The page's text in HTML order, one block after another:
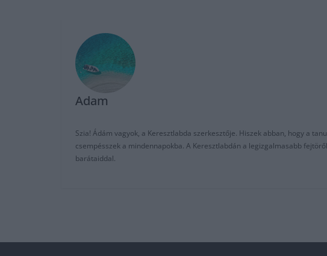
Adam
Szia! Ádám vagyok, a Keresztlabda szerkesztője. Hiszek abban, hogy a
csempésszek a mindennapokba. A Keresztlabdán a legizgalmasabb
barátaiddal.